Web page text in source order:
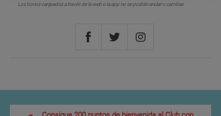
Los bonos canjeados a través de la web o la app no se podrán anular o cambiar.